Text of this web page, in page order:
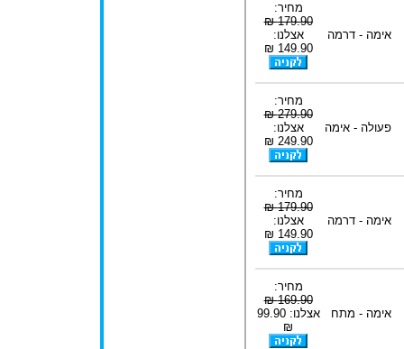
אימה - דרמה
מחיר:
179.90 ₪
אצלנו:
149.90 ₪
פעולה - אימה
מחיר:
279.90 ₪
אצלנו:
249.90 ₪
אימה - דרמה
מחיר:
179.90 ₪
אצלנו:
149.90 ₪
אימה - מתח
מחיר:
169.90 ₪
אצלנו: 99.90
₪